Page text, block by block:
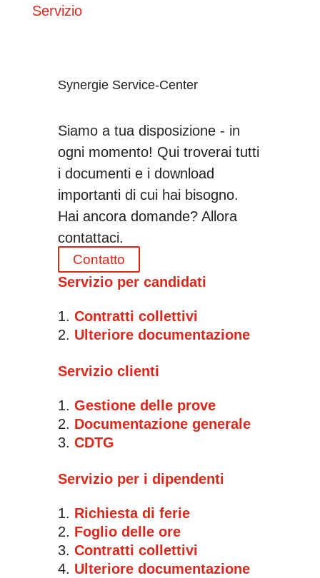
Servizio
Synergie Service-Center
Siamo a tua disposizione - in
ogni momento! Qui troverai tutti
i documenti e i download
importanti di cui hai bisogno.
Hai ancora domande? Allora
contattaci.
Contatto
Servizio per candidati
Contratti collettivi
Ulteriore documentazione
Servizio clienti
Gestione delle prove
Documentazione generale
CDTG
Servizio per i dipendenti
Richiesta di ferie
Foglio delle ore
Contratti collettivi
Ulteriore documentazione